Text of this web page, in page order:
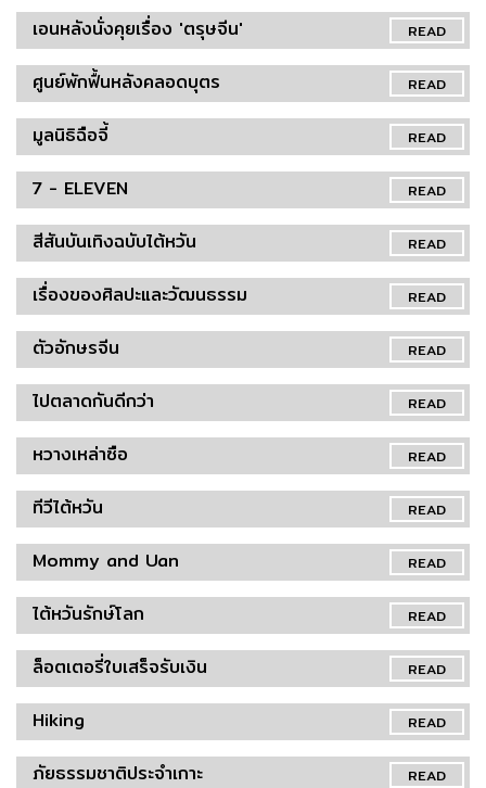
READ
เอนหลังนั่งคุยเรื่อง 'ตรุษจีน'
READ
ศูนย์พักฟื้นหลังคลอดบุตร
READ
มูลนิธิฉือจี้
READ
7 - ELEVEN
READ
สีสันบันเทิงฉบับไต้หวัน
READ
เรื่องของศิลปะและวัฒนธรรม
READ
ตัวอักษรจีน
READ
ไปตลาดกันดีกว่า
READ
หวางเหล่าซือ
READ
ทีวีไต้หวัน
READ
Mommy and Uan
READ
ไต้หวันรักษ์โลก
READ
ล็อตเตอรี่ใบเสร็จรับเงิน
READ
Hiking
READ
ภัยธรรมชาติประจำเกาะ